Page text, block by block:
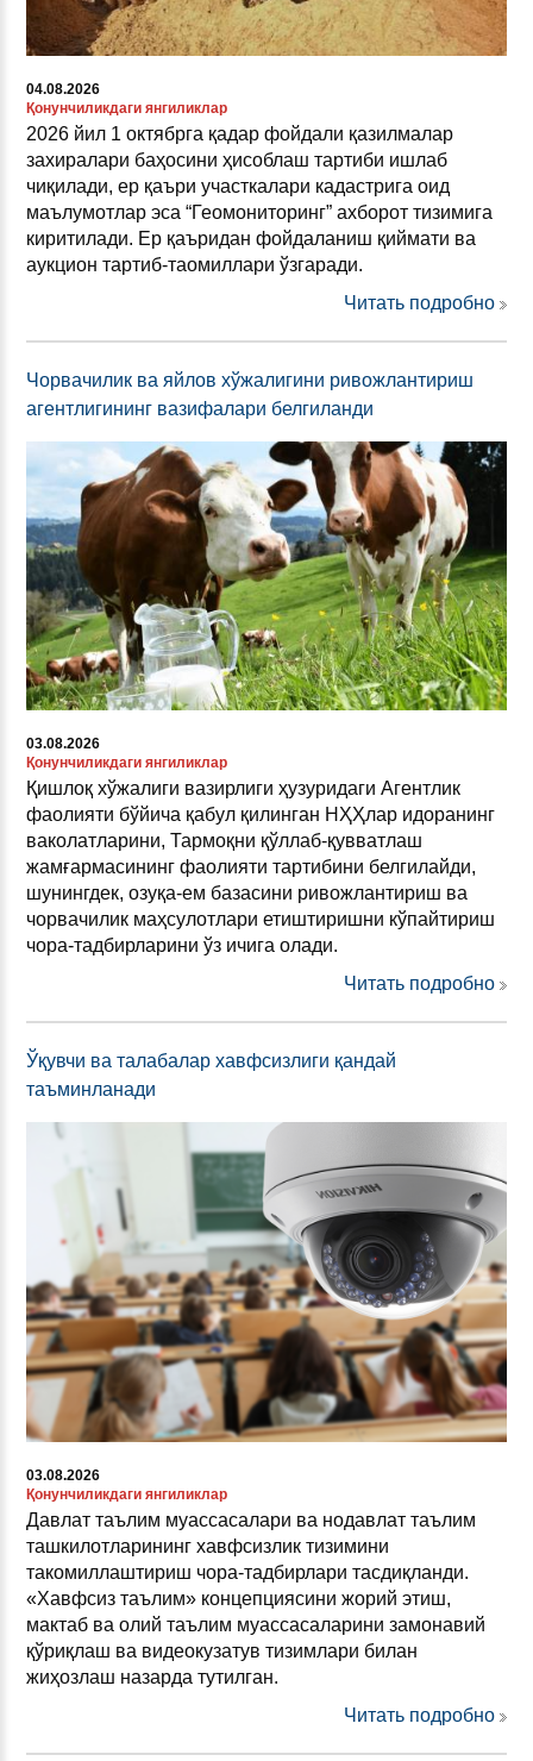
04.08.2026
Қонунчиликдаги янгиликлар
2026 йил 1 октябрга қадар фойдали қазилмалар
захиралари баҳосини ҳисоблаш тартиби ишлаб
чиқилади, ер қаъри участкалари кадастрига оид
маълумотлар эса “Геомониторинг” ахборот тизимига
киритилади. Ер қаъридан фойдаланиш қиймати ва
аукцион тартиб-таомиллари ўзгаради.
Читать подробно
Чорвачилик ва яйлов хўжалигини ривожлантириш
агентлигининг вазифалари белгиланди
03.08.2026
Қонунчиликдаги янгиликлар
Қишлоқ хўжалиги вазирлиги ҳузуридаги Агентлик
фаолияти бўйича қабул қилинган НҲҲлар идоранинг
ваколатларини, Тармоқни қўллаб-қувватлаш
жамғармасининг фаолияти тартибини белгилайди,
шунингдек, озуқа-ем базасини ривожлантириш ва
чорвачилик маҳсулотлари етиштиришни кўпайтириш
чора-тадбирларини ўз ичига олади.
Читать подробно
Ўқувчи ва талабалар хавфсизлиги қандай
таъминланади
03.08.2026
Қонунчиликдаги янгиликлар
Давлат таълим муассасалари ва нодавлат таълим
ташкилотларининг хавфсизлик тизимини
такомиллаштириш чора-тадбирлари тасдиқланди.
«Хавфсиз таълим» концепциясини жорий этиш,
мактаб ва олий таълим муассасаларини замонавий
қўриқлаш ва видеокузатув тизимлари билан
жиҳозлаш назарда тутилган.
Читать подробно